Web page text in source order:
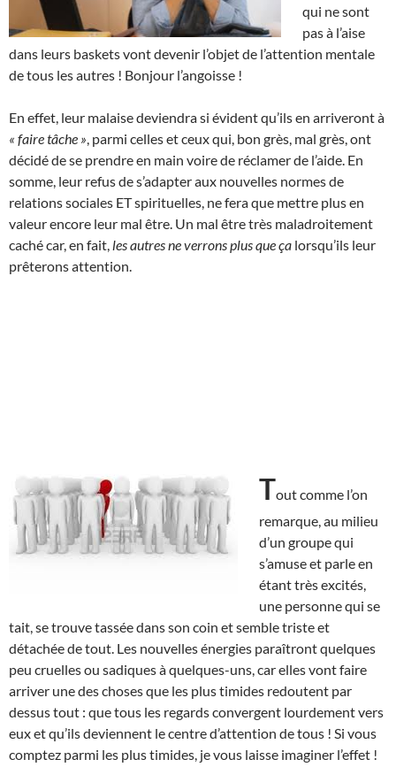
qui ne sont
pas à l’aise
dans leurs baskets vont devenir l’objet de l’attention mentale
de tous les autres ! Bonjour l’angoisse !
En effet, leur malaise deviendra si évident qu’ils en arriveront à
« faire tâche » , parmi celles et ceux qui, bon grès, mal grès, ont
décidé de se prendre en main voire de réclamer de l’aide. En
somme, leur refus de s’adapter aux nouvelles normes de
relations sociales ET spirituelles, ne fera que mettre plus en
valeur encore leur mal être. Un mal être très maladroitement
caché car, en fait, les autres ne verrons plus que ça lorsqu’ils leur
prêterons attention.
Tout comme l’on
remarque, au milieu
d’un groupe qui
s’amuse et parle en
étant très excités,
une personne qui se
tait, se trouve tassée dans son coin et semble triste et
détachée de tout. Les nouvelles énergies paraîtront quelques
peu cruelles ou sadiques à quelques-uns, car elles vont faire
arriver une des choses que les plus timides redoutent par
dessus tout : que tous les regards convergent lourdement vers
eux et qu’ils deviennent le centre d’attention de tous ! Si vous
comptez parmi les plus timides, je vous laisse imaginer l’effet !